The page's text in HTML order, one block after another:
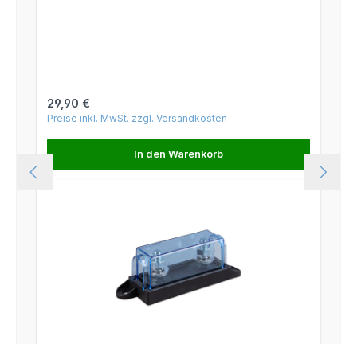
Regulärer Preis:
29,90 €
Preise inkl. MwSt. zzgl. Versandkosten
In den Warenkorb